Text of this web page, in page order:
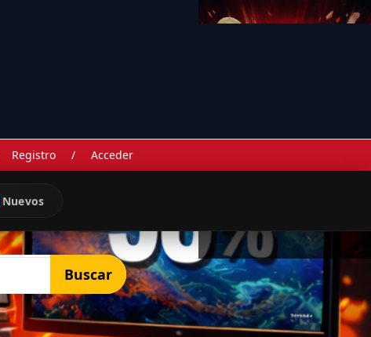
Registro / Acceder
Nuevos
Buscar